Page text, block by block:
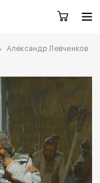
Заказать звонок
Александр Левченков